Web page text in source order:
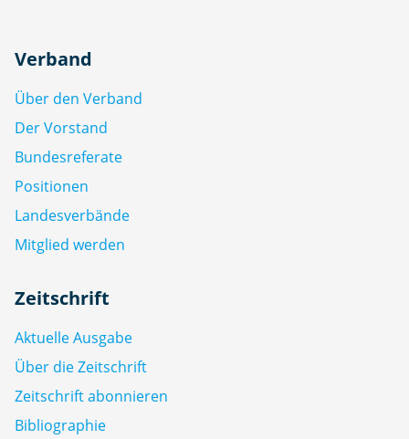
Verband
Über den Verband
Der Vorstand
Bundesreferate
Positionen
Landesverbände
Mitglied werden
Zeitschrift
Aktuelle Ausgabe
Über die Zeitschrift
Zeitschrift abonnieren
Bibliographie